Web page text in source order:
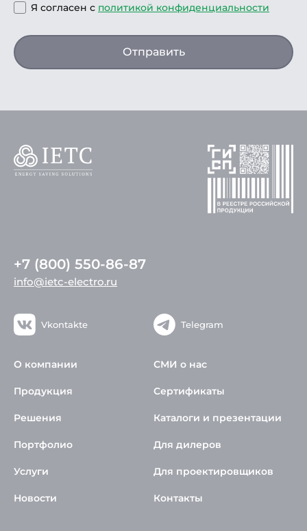
Я согласен с политикой конфиденциальности
Отправить
+7 (800) 550-86-87
info@ietc-electro.ru
Vkontakte Telegram
О компании
Продукция
Решения
Портфолио
Услуги
Новости
СМИ о нас
Сертификаты
Каталоги и презентации
Для дилеров
Для проектировщиков
Контакты